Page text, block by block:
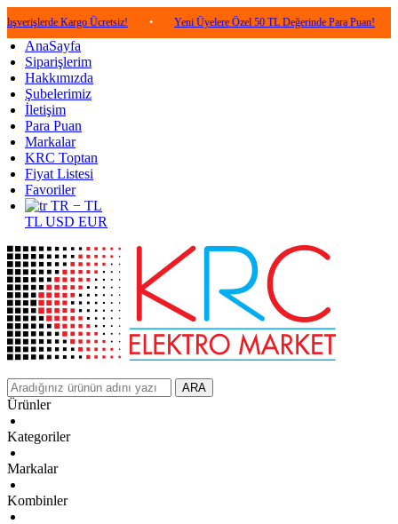
Kargo Ücretsiz! • Yeni Üyelere Özel 50 TL Değerinde Para Puan! •
AnaSayfa
Siparişlerim
Hakkımızda
Şubelerimiz
İletişim
Para Puan
Markalar
KRC Toptan
Fiyat Listesi
Favoriler
TR − TL
TL USD EUR
ARA
Ürünler
Kategoriler
Markalar
Kombinler